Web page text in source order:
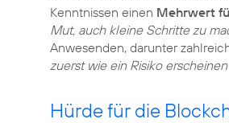
Kenntnissen einen Mehrwert
Mut, auch kleine Schritte zu
Anwesenden, darunter
zuerst wie ein Risiko
Hürde für die